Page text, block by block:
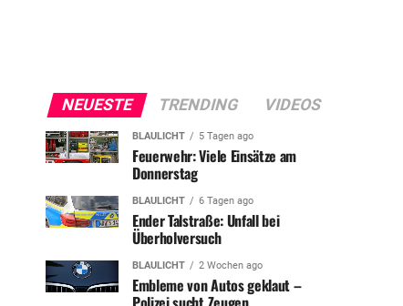
NEUESTE TRENDING VIDEOS
BLAULICHT 5 Tagen ago
Feuerwehr: Viele Einsätze am
Donnerstag
BLAULICHT 6 Tagen ago
Ender Talstraße: Unfall bei
Überholversuch
BLAULICHT 2 Wochen ago
Embleme von Autos geklaut –